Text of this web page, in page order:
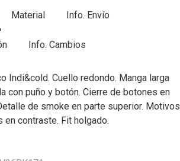
Material Info. Envío
Info. Cambios
Indi&cold. Cuello redondo. Manga larga
con puño y botón. Cierre de botones en
de smoke en parte superior. Motivos
contraste. Fit holgado.